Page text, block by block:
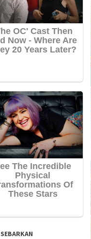
SEBARKAN